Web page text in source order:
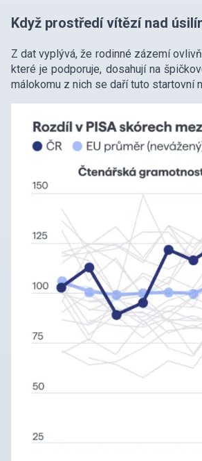
Když prostředí vítězí nad
Z dat vyplývá, že rodinné zázemí
které je podporuje, dosahují na
málokomu z nich se daří tuto startovní